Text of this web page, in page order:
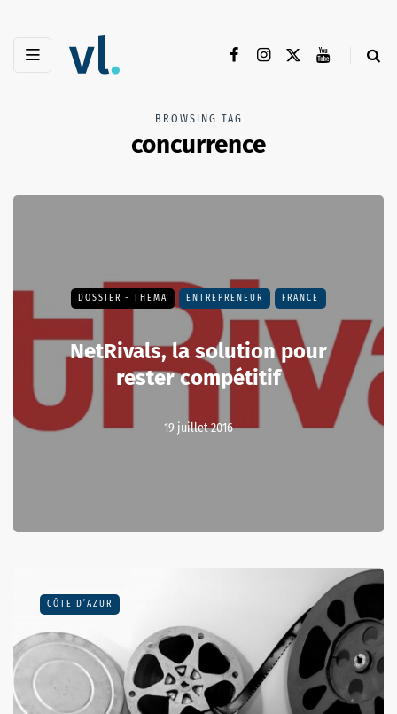
BROWSING TAG
concurrence
DOSSIER - THEMA ENTREPRENEUR FRANCE
NetRivals, la solution pour
rester compétitif
19 juillet 2016
CÔTE D’AZUR